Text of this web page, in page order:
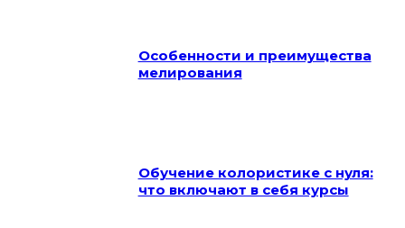
Особенности и преимущества
мелирования
Обучение колористике с нуля:
что включают в себя курсы